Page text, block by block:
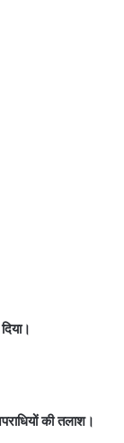
की तलाश।